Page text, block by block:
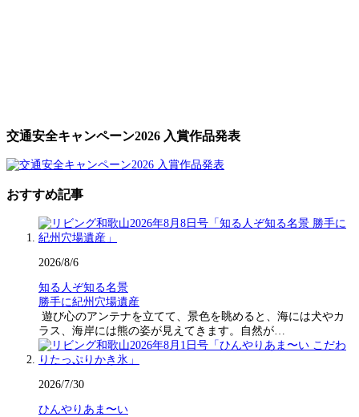
交通安全キャンペーン2026 入賞作品発表
おすすめ記事
2026/8/6
知る人ぞ知る名景
勝手に紀州穴場遺産
遊び心のアンテナを立てて、景色を眺めると、海には犬やカ
ラス、海岸には熊の姿が見えてきます。自然が…
2026/7/30
ひんやりあま〜い